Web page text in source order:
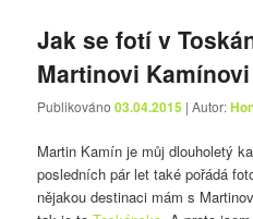
Jak se fotí v
Martinovi Kamínovi
Publikováno03.04.2015 | Autor:
Martin Kamín je můj dlouholetý
posledních pár let také pořádá
nějakou destinaci mám s